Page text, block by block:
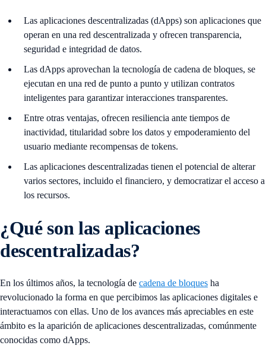
Las aplicaciones descentralizadas (dApps) son aplicaciones que
operan en una red descentralizada y ofrecen transparencia,
seguridad e integridad de datos.
Las dApps aprovechan la tecnología de cadena de bloques, se
ejecutan en una red de punto a punto y utilizan contratos
inteligentes para garantizar interacciones transparentes.
Entre otras ventajas, ofrecen resiliencia ante tiempos de
inactividad, titularidad sobre los datos y empoderamiento del
usuario mediante recompensas de tokens.
Las aplicaciones descentralizadas tienen el potencial de alterar
varios sectores, incluido el financiero, y democratizar el acceso a
los recursos.
¿Qué son las aplicaciones
descentralizadas?
En los últimos años, la tecnología de cadena de bloques ha
revolucionado la forma en que percibimos las aplicaciones digitales e
interactuamos con ellas. Uno de los avances más apreciables en este
ámbito es la aparición de aplicaciones descentralizadas, comúnmente
conocidas como dApps.